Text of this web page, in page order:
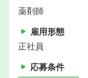
薬剤師
雇用形態
正社員
応募条件